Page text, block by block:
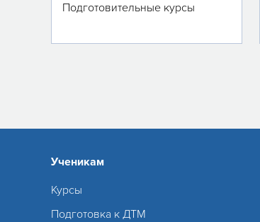
Подготовительные курсы
Ученикам
Курсы
Подготовка к ДТМ